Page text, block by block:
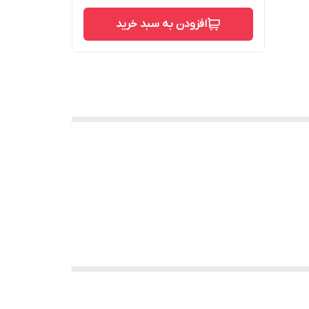
افزودن به سبد خرید